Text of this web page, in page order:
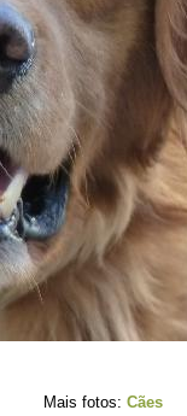
Mais fotos: Cães